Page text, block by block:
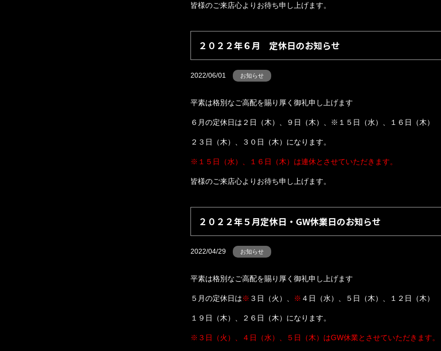
皆様のご来店心よりお待ち申し上げます。
２０２２年６月 定休日のお知らせ
2022/06/01 お知らせ
平素は格別なご高配を賜り厚く御礼申し上げます
６月の定休日は２日（木）、９日（木）、※１５日（水）、１６日（木）
２３日（木）、３０日（木）になります。
※１５日（水）、１６日（木）は連休とさせていただきます。
皆様のご来店心よりお待ち申し上げます。
２０２２年５月定休日・GW休業日のお知らせ
2022/04/29 お知らせ
平素は格別なご高配を賜り厚く御礼申し上げます
５月の定休日は※ ３日（火）、 ※ ４日（水）、５日（木）、１２日（木）
１９日（木）、２６日（木）になります。
※３日（火）、４日（水）、５日（木）はGW休業とさせていただきます。